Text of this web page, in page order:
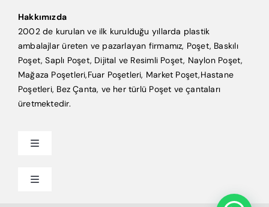
Hakkımızda
2002 de kurulan ve ilk kurulduğu yıllarda plastik
ambalajlar üreten ve pazarlayan firmamız, Poşet, Baskılı
Poşet, Saplı Poşet, Dijital ve Resimli Poşet, Naylon Poşet,
Mağaza Poşetleri,Fuar Poşetleri, Market Poşet,Hastane
Poşetleri, Bez Çanta, ve her türlü Poşet ve çantaları
üretmektedir.
Toggle
Anasayfa
Toggle